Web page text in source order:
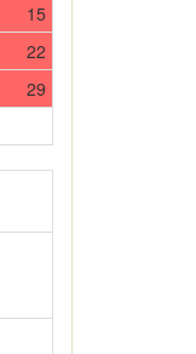
15
22
29